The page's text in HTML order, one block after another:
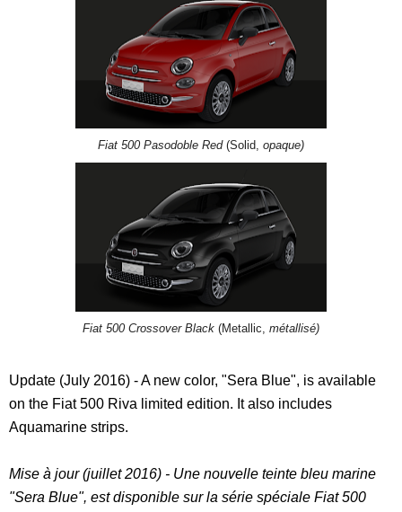
Fiat 500 Pasodoble Red (Solid, opaque)
Fiat 500 Crossover Black (Metallic, métallisé)
Update (July 2016) - A new color, "Sera Blue", is available
on the Fiat 500 Riva limited edition. It also includes
Aquamarine strips.
Mise à jour (juillet 2016) - Une nouvelle teinte bleu marine
"Sera Blue", est disponible sur la série spéciale Fiat 500